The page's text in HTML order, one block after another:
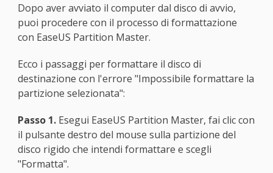
Dopo aver avviato il computer dal disco di avvio,
puoi procedere con il processo di formattazione
con EaseUS Partition Master.
Ecco i passaggi per formattare il disco di
destinazione con l'errore "Impossibile formattare la
partizione selezionata":
Passo 1.Esegui EaseUS Partition Master, fai clic con
il pulsante destro del mouse sulla partizione del
disco rigido che intendi formattare e scegli
"Formatta".